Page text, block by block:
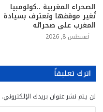
الصحراء المغربية ..كولومبيا
تُغير موقفها وتعترف بسيادة
المغرب على صحرائه
أغسطس 8, 2026
اترك تعليقاً
لن يتم نشر عنوان بريدك الإلكتروني.